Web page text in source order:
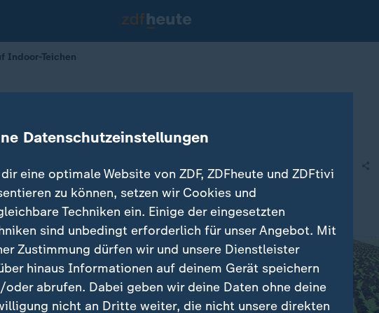
Indoor-Teichen
auf Indoor-Teichen
Datenschutzeinstellungen
eine optimale Website von ZDF, ZDFheute und ZDFtivi
zu können, setzen wir Cookies und
Techniken ein. Einige der eingesetzten
sind unbedingt erforderlich für unser Angebot. Mit
Zustimmung dürfen wir und unsere Dienstleister
hinaus Informationen auf deinem Gerät speichern
oder abrufen. Dabei geben wir deine Daten ohne deine
nicht an Dritte weiter, die nicht unsere direkten